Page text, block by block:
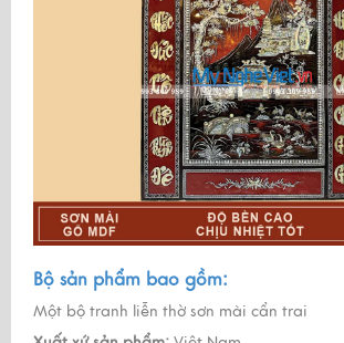
Bộ sản phẩm bao gồm:
Một bộ tranh liễn thờ sơn mài cẩn trai